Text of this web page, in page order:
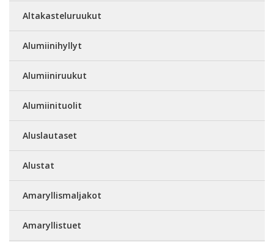
Altakasteluruukut
Alumiinihyllyt
Alumiiniruukut
Alumiinituolit
Aluslautaset
Alustat
Amaryllismaljakot
Amaryllistuet